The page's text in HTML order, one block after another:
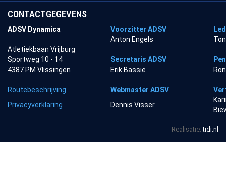
CONTACTGEGEVENS
ADSV Dynamica Voorzitter ADSV
Anton Engels
Atletiekbaan Vrijburg
Sportweg 10 - 14
Secretaris ADSV
4387 PM Vlissingen
Erik Bassie
Routebeschrijving Webmaster ADSV
Privacyverklaring
Dennis Visser
Realisatie:tidi.nl